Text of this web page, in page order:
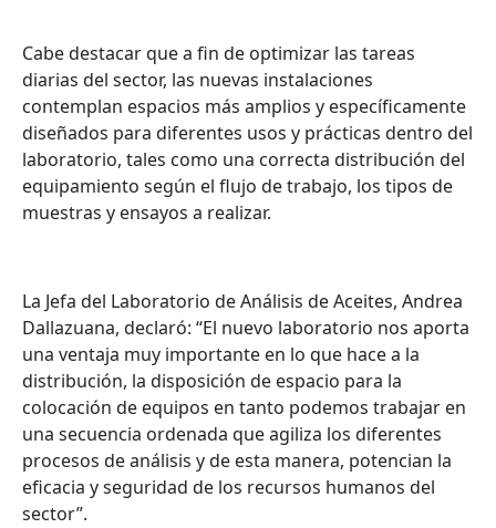
Cabe destacar que a fin de optimizar las tareas
diarias del sector, las nuevas instalaciones
contemplan espacios más amplios y específicamente
diseñados para diferentes usos y prácticas dentro del
laboratorio, tales como una correcta distribución del
equipamiento según el flujo de trabajo, los tipos de
muestras y ensayos a realizar.
La Jefa del Laboratorio de Análisis de Aceites, Andrea
Dallazuana, declaró: “El nuevo laboratorio nos aporta
una ventaja muy importante en lo que hace a la
distribución, la disposición de espacio para la
colocación de equipos en tanto podemos trabajar en
una secuencia ordenada que agiliza los diferentes
procesos de análisis y de esta manera, potencian la
eficacia y seguridad de los recursos humanos del
sector”.